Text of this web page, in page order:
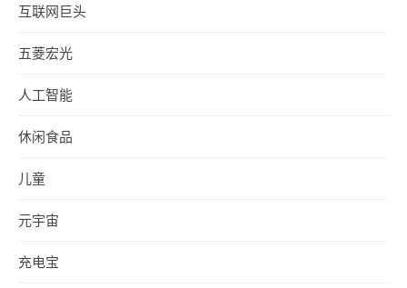
互联网巨头
五菱宏光
人工智能
休闲食品
儿童
元宇宙
充电宝